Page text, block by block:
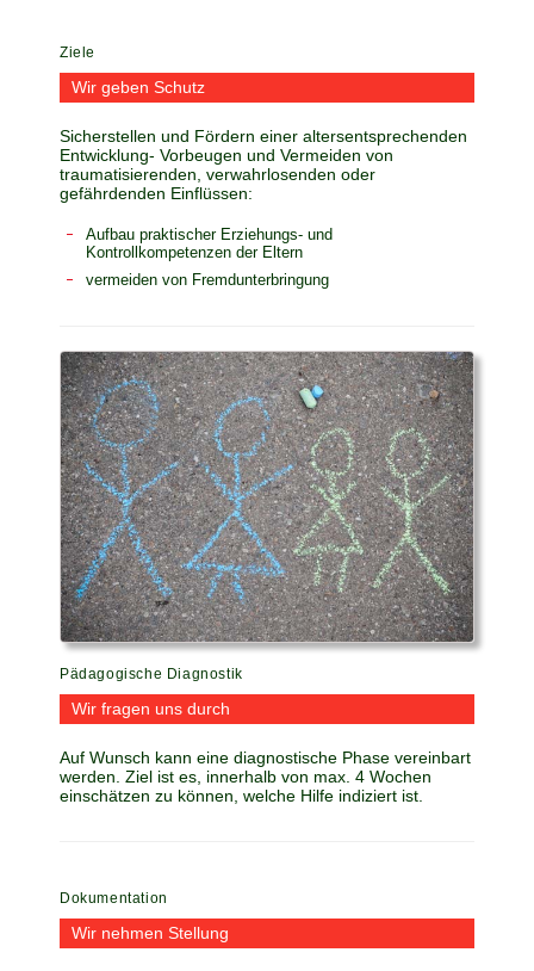
Ziele
Wir geben Schutz
Sicherstellen und Fördern einer altersentsprechenden
Entwicklung- Vorbeugen und Vermeiden von
traumatisierenden, verwahrlosenden oder
gefährdenden Einflüssen:
Aufbau praktischer Erziehungs- und
Kontrollkompetenzen der Eltern
vermeiden von Fremdunterbringung
Pädagogische Diagnostik
Wir fragen uns durch
Auf Wunsch kann eine diagnostische Phase vereinbart
werden. Ziel ist es, innerhalb von max. 4 Wochen
einschätzen zu können, welche Hilfe indiziert ist.
Dokumentation
Wir nehmen Stellung